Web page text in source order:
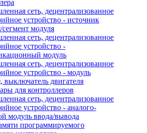
сеть, децентрализованное
устройство - источник
модуля
сеть, децентрализованное
устройство -
модуль
сеть, децентрализованное
устройство - модуль
выключатель двигателя
для контроллеров
сеть, децентрализованное
устройство - аналого-
модуль ввода/вывода
программируемого